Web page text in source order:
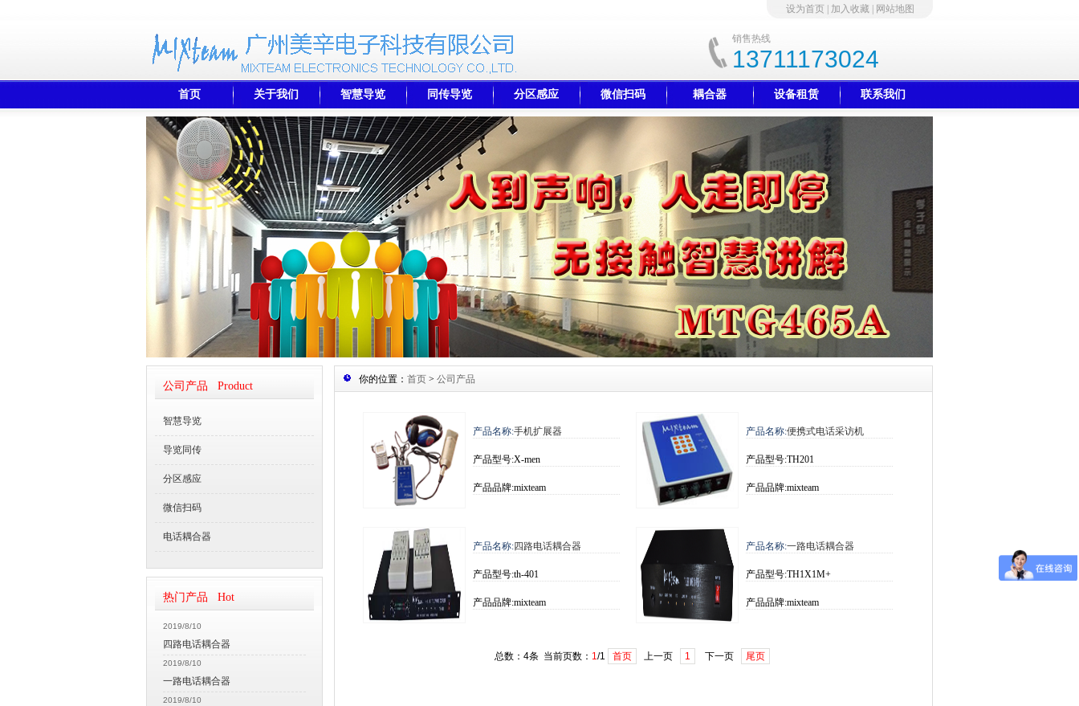
设为首页| 加入收藏| 网站地图
销售热线
13711173024
首页 关于我们 智慧导览 同传导览 分区感应 微信扫码 耦合器 设备租赁 联系我们
公司产品 Product
智慧导览
导览同传
分区感应
微信扫码
电话耦合器
热门产品 Hot
2019/8/10
四路电话耦合器
2019/8/10
一路电话耦合器
2019/8/10
你的位置： 首页 > 公司产品
产品名称:手机扩展器
产品型号:X-men
产品品牌:mixteam
产品名称:便携式电话采访机
产品型号:TH201
产品品牌:mixteam
产品名称:四路电话耦合器
产品型号:th-401
产品品牌:mixteam
产品名称:一路电话耦合器
产品型号:TH1X1M+
产品品牌:mixteam
总数：4条 当前页数： 1/1 首页 上一页 1 下一页 尾页